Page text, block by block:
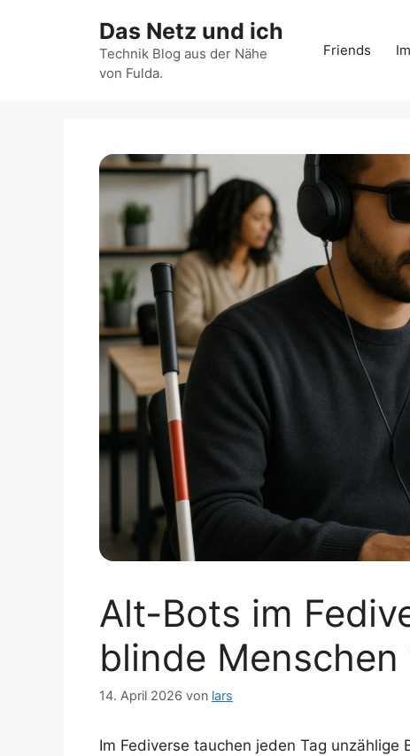
Das Netz und ich
Technik Blog aus der Nähe
von Fulda.
Friends
Alt-Bots im
blinde
14. April 2026 von lars
Im Fediverse tauchen jeden Tag unzählige